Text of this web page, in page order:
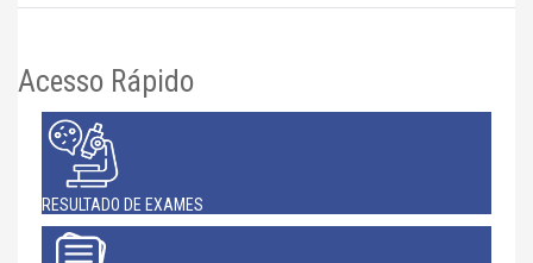
Acesso Rápido
RESULTADO DE EXAMES